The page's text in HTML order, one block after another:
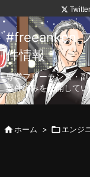
Twitter
#freeanken
件情報
専業フリーランス・
案件のみを公開してい
ホーム > エンジ